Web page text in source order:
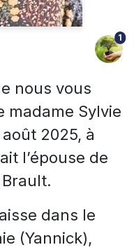
1
nous vous
madame Sylvie
2025, à
l’épouse de
dans le
(Yannick),